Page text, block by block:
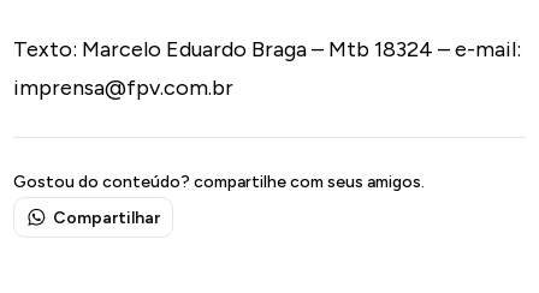
Texto: Marcelo Eduardo Braga – Mtb 18324 – e-mail:
imprensa@fpv.com.br
Gostou do conteúdo? compartilhe com seus amigos.
Compartilhar